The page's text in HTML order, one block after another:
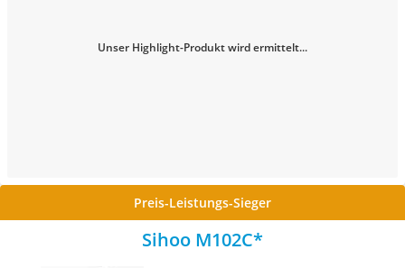
Unser Highlight-Produkt wird ermittelt...
Preis-Leistungs-Sieger
Sihoo M102C